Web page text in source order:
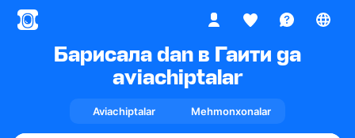
Барисала dan в Гаити ga
aviachiptalar
Aviachiptalar Mehmonxonalar